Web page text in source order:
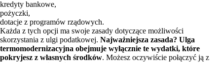
kredyty bankowe,
pożyczki,
dotacje z programów rządowych.
Każda z tych opcji ma swoje zasady dotyczące możliwości
skorzystania z ulgi podatkowej. Najważniejsza zasada? Ulga
termomodernizacyjna obejmuje wyłącznie te wydatki, które
pokryjesz z własnych środków. Możesz oczywiście połączyć ją z